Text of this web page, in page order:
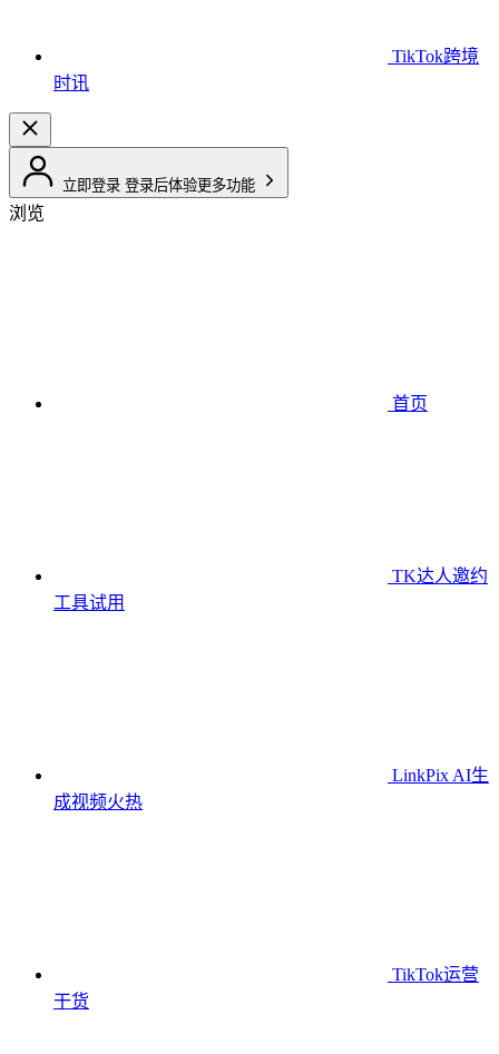
TikTok跨境
时讯
立即登录 登录后体验更多功能
浏览
首页
TK达人邀约
工具试用
LinkPix AI生
成视频火热
TikTok运营
干货